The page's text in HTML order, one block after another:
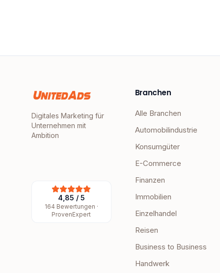
Digitales Marketing für
Unternehmen mit
Ambition
4,85 / 5
164 Bewertungen ·
ProvenExpert
Branchen
Alle Branchen
Automobilindustrie
Konsumgüter
E-Commerce
Finanzen
Immobilien
Einzelhandel
Reisen
Business to Business
Handwerk